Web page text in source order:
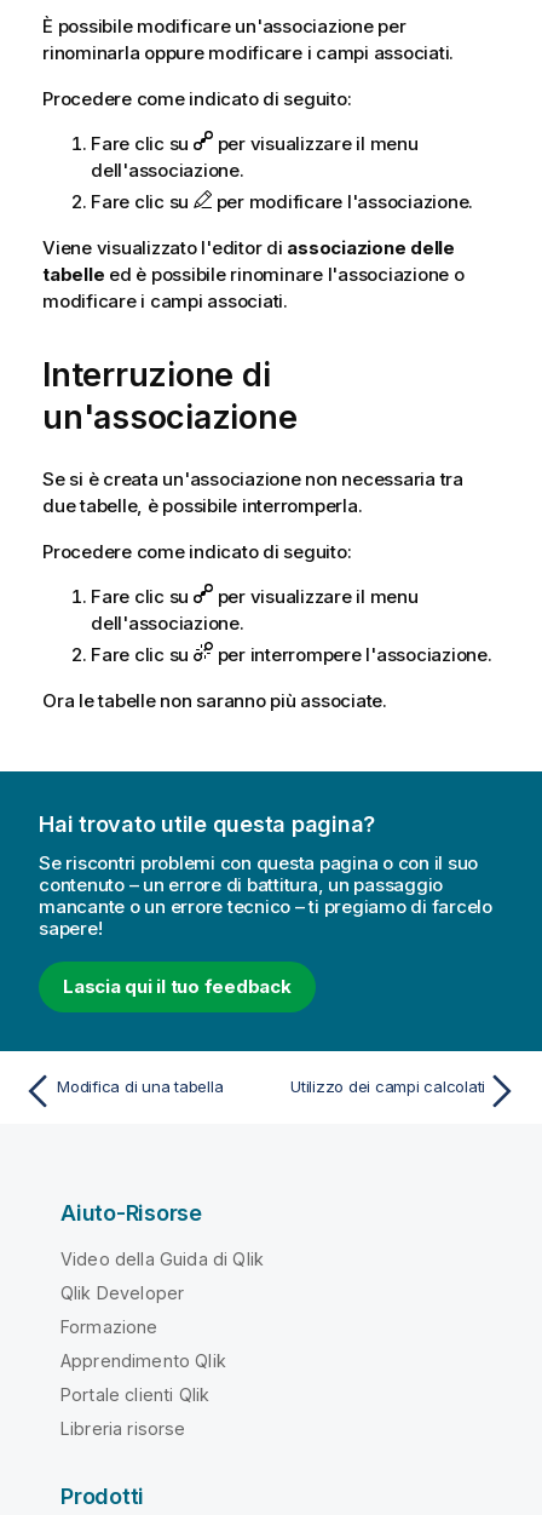
È possibile modificare un'associazione per
rinominarla oppure modificare i campi associati.
Procedere come indicato di seguito:
Fare clic su
per visualizzare il menu
dell'associazione.
Fare clic su
per modificare l'associazione.
Viene visualizzato l'editor di associazione delle
tabelle ed è possibile rinominare l'associazione o
modificare i campi associati.
Interruzione di
un'associazione
Se si è creata un'associazione non necessaria tra
due tabelle, è possibile interromperla.
Procedere come indicato di seguito:
Fare clic su
per visualizzare il menu
dell'associazione.
Fare clic su
per interrompere l'associazione.
Ora le tabelle non saranno più associate.
Hai trovato utile questa pagina?
Se riscontri problemi con questa pagina o con il suo
contenuto – un errore di battitura, un passaggio
mancante o un errore tecnico – ti pregiamo di farcelo
sapere!
Lascia qui il tuo feedback
Modifica di una tabella Utilizzo dei campi calcolati
Aiuto-Risorse
Video della Guida di Qlik
Qlik Developer
Formazione
Apprendimento Qlik
Portale clienti Qlik
Libreria risorse
Prodotti